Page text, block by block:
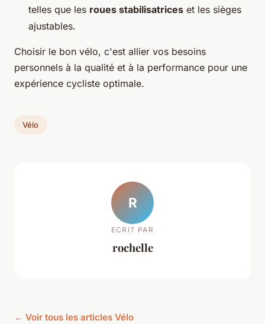
telles que les roues stabilisatrices et les sièges
ajustables.
Choisir le bon vélo, c'est allier vos besoins
personnels à la qualité et à la performance pour une
expérience cycliste optimale.
Vélo
R
ECRIT PAR
rochelle
← Voir tous les articles Vélo